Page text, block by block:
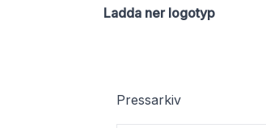
Ladda ner logotyp
Pressarkiv